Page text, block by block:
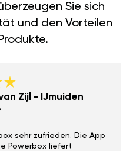
Sie sich
und den Vorteilen
Zijl - IJmuiden
sehr zufrieden. Die App
Powerbox liefert